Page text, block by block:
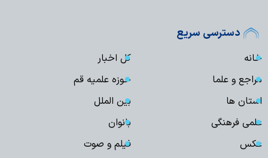
دسترسی سریع
خانه
کل اخبار
مراجع و علما
حوزه علمیه قم
استان ها
بین الملل
علمی فرهنگی
بانوان
عکس
فیلم و صوت